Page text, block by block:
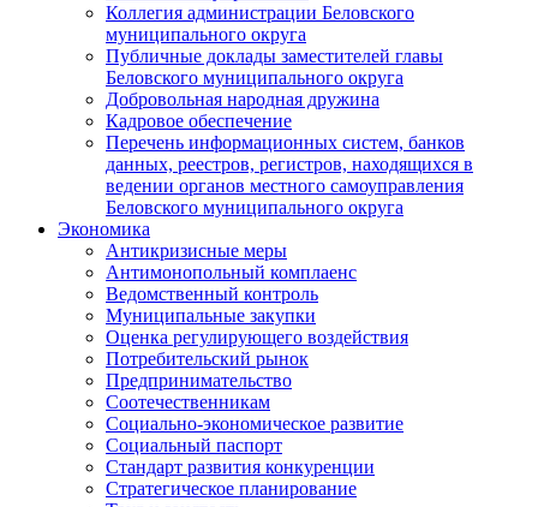
Коллегия администрации Беловского
муниципального округа
Публичные доклады заместителей главы
Беловского муниципального округа
Добровольная народная дружина
Кадровое обеспечение
Перечень информационных систем, банков
данных, реестров, регистров, находящихся в
ведении органов местного самоуправления
Беловского муниципального округа
Экономика
Антикризисные меры
Антимонопольный комплаенс
Ведомственный контроль
Муниципальные закупки
Оценка регулирующего воздействия
Потребительский рынок
Предпринимательство
Соотечественникам
Социально-экономическое развитие
Социальный паспорт
Стандарт развития конкуренции
Стратегическое планирование